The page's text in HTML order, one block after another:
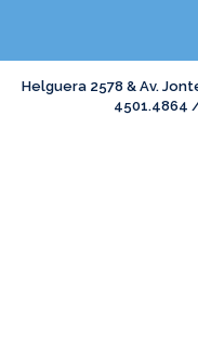
Helguera 2578 & Av.
4501.4864